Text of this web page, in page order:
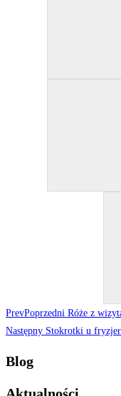
PrevPoprzedni Róże z
Następny Stokrotki u
Blog